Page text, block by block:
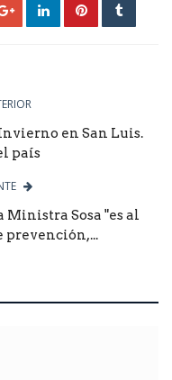
en San Luis.
país
Ministra Sosa "es al
prevención,...